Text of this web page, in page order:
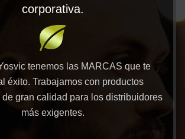
corporativa.
tenemos las MARCAS que te
éxito. Trabajamos con productos
gran calidad para los distribuidores
más exigentes.